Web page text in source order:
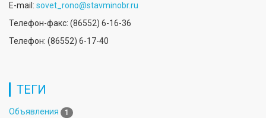
E-mail: sovet_rono@stavminobr.ru
Телефон-факс: (86552) 6-16-36
Телефон: (86552) 6-17-40
ТЕГИ
Объявления 1